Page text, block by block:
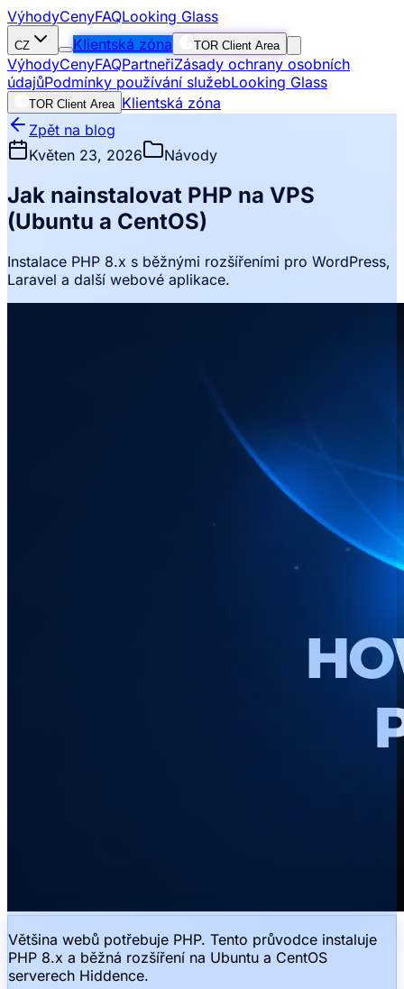
VýhodyCenyFAQLooking Glass
CZ Klientská zóna TOR Client Area
VýhodyCenyFAQPartneřiZásady ochrany osobních
údajůPodmínky používání služebLooking Glass
TOR Client Area Klientská zóna
Zpět na blog
Květen 23, 2026
Návody
Jak nainstalovat PHP na VPS
(Ubuntu a CentOS)
Instalace PHP 8.x s běžnými rozšířeními pro WordPress,
Laravel a další webové aplikace.
Většina webů potřebuje PHP. Tento průvodce instaluje
PHP 8.x a běžná rozšíření na Ubuntu a CentOS
serverech Hiddence.